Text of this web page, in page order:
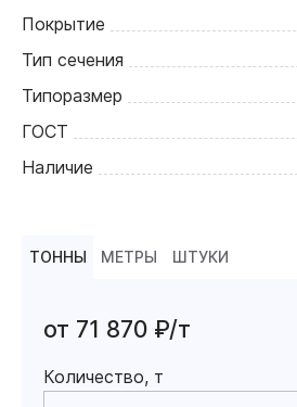
Покрытие
Тип сечения
Типоразмер
ГОСТ
Наличие
ТОННЫ МЕТРЫ ШТУКИ
от 71 870 ₽/т
Количество, т